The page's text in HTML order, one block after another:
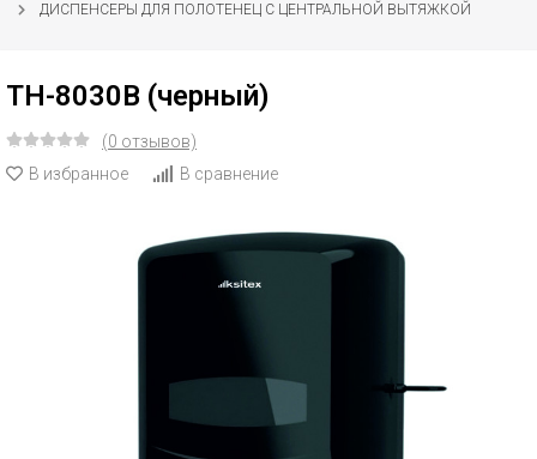
ДИСПЕНСЕРЫ ДЛЯ ПОЛОТЕНЕЦ С ЦЕНТРАЛЬНОЙ ВЫТЯЖКОЙ
TH-8030B (черный)
(0 отзывов)
В избранное
В сравнение